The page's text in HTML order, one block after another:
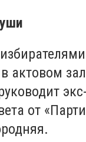
актовом
от